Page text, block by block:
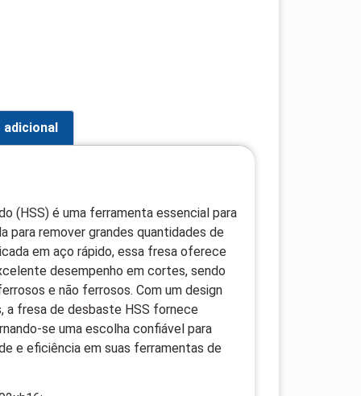
(HSS) é uma ferramenta essencial para
para remover grandes quantidades de
em aço rápido, essa fresa oferece
desempenho em cortes, sendo
e não ferrosos. Com um design
a fresa de desbaste HSS fornece
se uma escolha confiável para
e eficiência em suas ferramentas de